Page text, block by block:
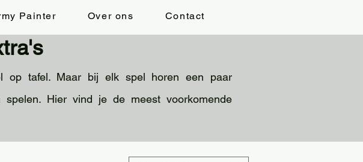
Painter Over ons Contact
op tafel. Maar bij elk spel horen een paar
Hier vind je de meest voorkomende